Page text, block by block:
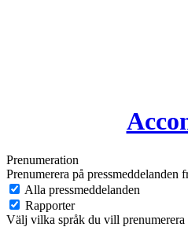
Prenumeration
Prenumerera på pressmeddelanden
Alla pressmeddelanden
Rapporter
Välj vilka språk du vill prenumerera